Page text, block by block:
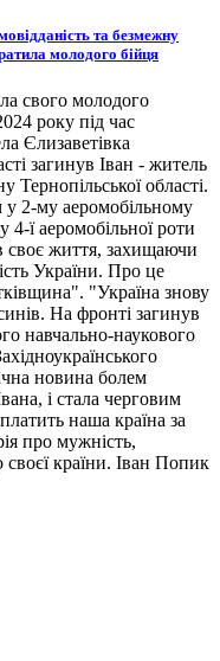
та безмежну
молодого бійця
свого молодого
року під час
Єлизаветівка
загинув Іван - житель
Тернопільської області.
у 2-му аеромобільному
4-ї аеромобільної роти
своє життя, захищаючи
України. Про це
"Україна знову
На фронті загинув
навчально-наукового
новина болем
і стала черговим
наша країна за
про мужність,
країни. Іван Попик